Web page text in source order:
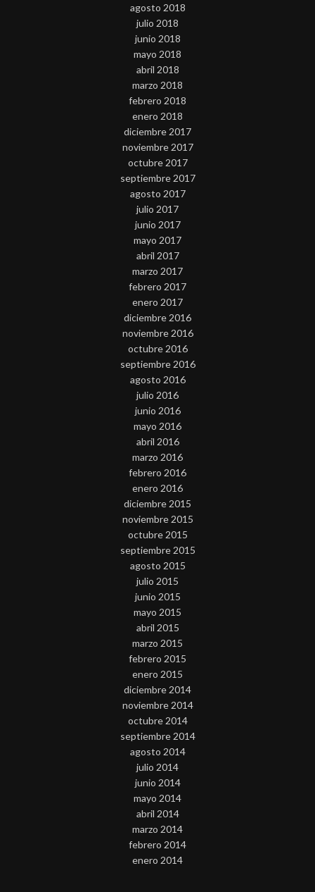
agosto 2018
julio 2018
junio 2018
mayo 2018
abril 2018
marzo 2018
febrero 2018
enero 2018
diciembre 2017
noviembre 2017
octubre 2017
septiembre 2017
agosto 2017
julio 2017
junio 2017
mayo 2017
abril 2017
marzo 2017
febrero 2017
enero 2017
diciembre 2016
noviembre 2016
octubre 2016
septiembre 2016
agosto 2016
julio 2016
junio 2016
mayo 2016
abril 2016
marzo 2016
febrero 2016
enero 2016
diciembre 2015
noviembre 2015
octubre 2015
septiembre 2015
agosto 2015
julio 2015
junio 2015
mayo 2015
abril 2015
marzo 2015
febrero 2015
enero 2015
diciembre 2014
noviembre 2014
octubre 2014
septiembre 2014
agosto 2014
julio 2014
junio 2014
mayo 2014
abril 2014
marzo 2014
febrero 2014
enero 2014